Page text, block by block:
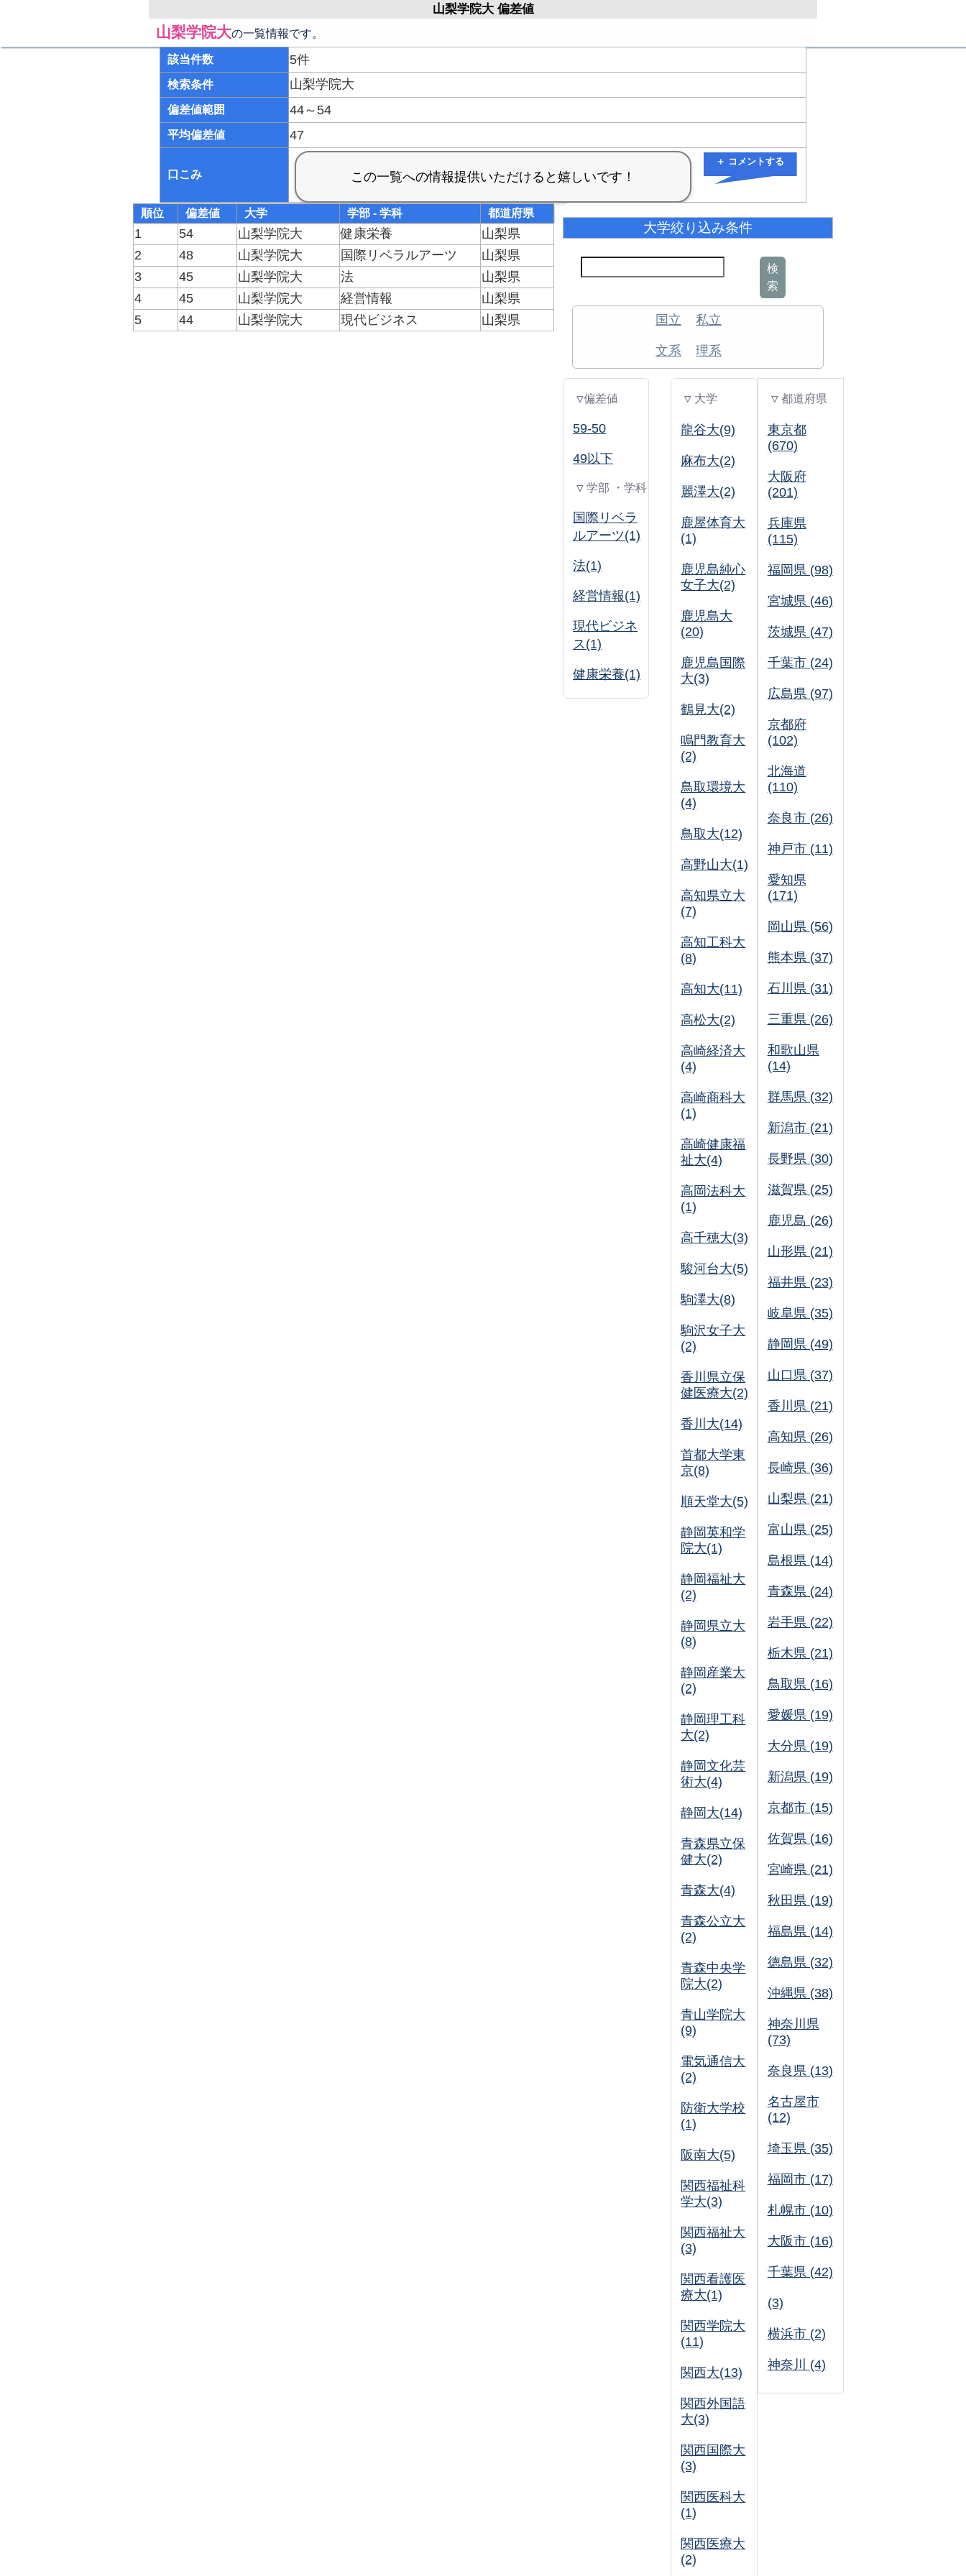
山梨学院大 偏差値
山梨学院大の一覧情報です。
該当件数 5件
検索条件 山梨学院大
偏差値範囲 44～54
平均偏差値 47
口こみ
＋ コメントする
順位 偏差値 大学 学部 - 学科 都道府県
1 54 山梨学院大 健康栄養
山梨県
2
48 山梨学院大 国際リベラルアーツ
山梨県
3
45 山梨学院大 法
山梨県
4
45 山梨学院大 経営情報
山梨県
5
44 山梨学院大 現代ビジネス 山梨県
大学絞り込み条件
検
索
国立 私立
文系 理系
▽偏差値
59-50
49以下
▽ 学部 ・学科
国際リベラ
ルアーツ(1)
法(1)
経営情報(1)
現代ビジネ
ス(1)
健康栄養(1)
▽ 大学
龍谷大(9)
麻布大(2)
麗澤大(2)
鹿屋体育大
(1)
鹿児島純心
女子大(2)
鹿児島大
(20)
鹿児島国際
大(3)
鶴見大(2)
鳴門教育大
(2)
鳥取環境大
(4)
鳥取大(12)
高野山大(1)
高知県立大
(7)
高知工科大
(8)
高知大(11)
高松大(2)
高崎経済大
(4)
高崎商科大
(1)
高崎健康福
祉大(4)
高岡法科大
(1)
高千穂大(3)
駿河台大(5)
駒澤大(8)
駒沢女子大
(2)
香川県立保
健医療大(2)
香川大(14)
首都大学東
京(8)
順天堂大(5)
静岡英和学
院大(1)
静岡福祉大
(2)
静岡県立大
(8)
静岡産業大
(2)
静岡理工科
大(2)
静岡文化芸
術大(4)
静岡大(14)
青森県立保
健大(2)
青森大(4)
青森公立大
(2)
青森中央学
院大(2)
青山学院大
(9)
電気通信大
(2)
防衛大学校
(1)
阪南大(5)
関西福祉科
学大(3)
関西福祉大
(3)
関西看護医
療大(1)
関西学院大
(11)
関西大(13)
関西外国語
大(3)
関西国際大
(3)
関西医科大
(1)
関西医療大
(2)
▽ 都道府県
東京都
(670)
大阪府
(201)
兵庫県
(115)
福岡県 (98)
宮城県 (46)
茨城県 (47)
千葉市 (24)
広島県 (97)
京都府
(102)
北海道
(110)
奈良市 (26)
神戸市 (11)
愛知県
(171)
岡山県 (56)
熊本県 (37)
石川県 (31)
三重県 (26)
和歌山県
(14)
群馬県 (32)
新潟市 (21)
長野県 (30)
滋賀県 (25)
鹿児島 (26)
山形県 (21)
福井県 (23)
岐阜県 (35)
静岡県 (49)
山口県 (37)
香川県 (21)
高知県 (26)
長崎県 (36)
山梨県 (21)
富山県 (25)
島根県 (14)
青森県 (24)
岩手県 (22)
栃木県 (21)
鳥取県 (16)
愛媛県 (19)
大分県 (19)
新潟県 (19)
京都市 (15)
佐賀県 (16)
宮崎県 (21)
秋田県 (19)
福島県 (14)
徳島県 (32)
沖縄県 (38)
神奈川県
(73)
奈良県 (13)
名古屋市
(12)
埼玉県 (35)
福岡市 (17)
札幌市 (10)
大阪市 (16)
千葉県 (42)
(3)
横浜市 (2)
神奈川 (4)